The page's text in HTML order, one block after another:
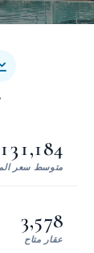
متوسط سعر
3,578
عقار متاح